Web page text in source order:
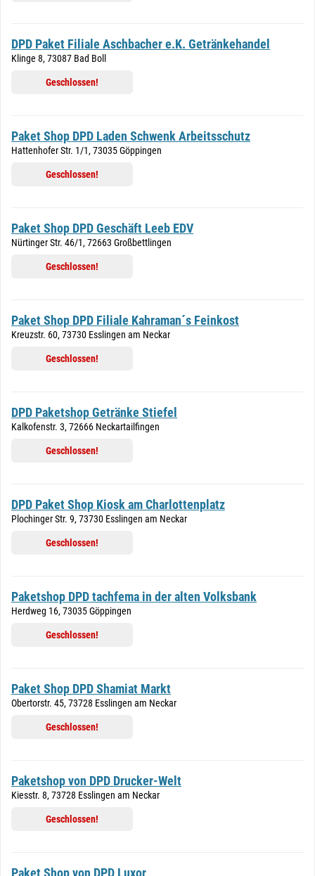
DPD Paket Filiale Aschbacher e.K. Getränkehandel
Klinge 8, 73087 Bad Boll
Geschlossen!
Paket Shop DPD Laden Schwenk Arbeitsschutz
Hattenhofer Str. 1/1, 73035 Göppingen
Geschlossen!
Paket Shop DPD Geschäft Leeb EDV
Nürtinger Str. 46/1, 72663 Großbettlingen
Geschlossen!
Paket Shop DPD Filiale Kahraman´s Feinkost
Kreuzstr. 60, 73730 Esslingen am Neckar
Geschlossen!
DPD Paketshop Getränke Stiefel
Kalkofenstr. 3, 72666 Neckartailfingen
Geschlossen!
DPD Paket Shop Kiosk am Charlottenplatz
Plochinger Str. 9, 73730 Esslingen am Neckar
Geschlossen!
Paketshop DPD tachfema in der alten Volksbank
Herdweg 16, 73035 Göppingen
Geschlossen!
Paket Shop DPD Shamiat Markt
Obertorstr. 45, 73728 Esslingen am Neckar
Geschlossen!
Paketshop von DPD Drucker-Welt
Kiesstr. 8, 73728 Esslingen am Neckar
Geschlossen!
Paket Shop von DPD Luxor